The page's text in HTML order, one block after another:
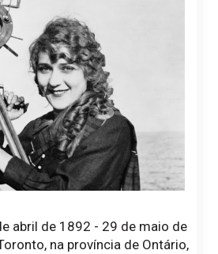
abril de 1892 - 29 de maio de
na província de Ontário,